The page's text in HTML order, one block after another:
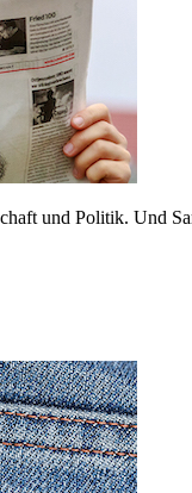
und Politik. Und